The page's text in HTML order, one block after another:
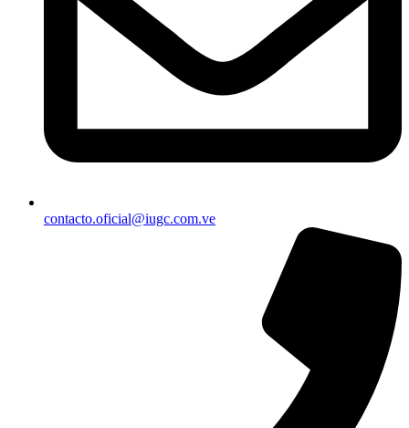
contacto.oficial@iugc.com.ve